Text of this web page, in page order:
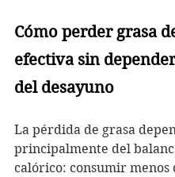
Cómo perder grasa
efectiva sin
del desayuno
La pérdida de grasa
principalmente del
calórico: consumir menos